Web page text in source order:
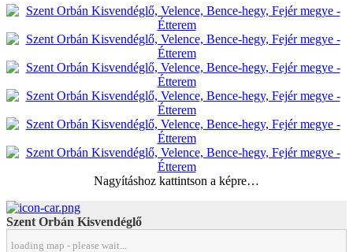
Nagyításhoz kattintson a képre…
Szent Orbán Kisvendéglő
loading map - please wait...